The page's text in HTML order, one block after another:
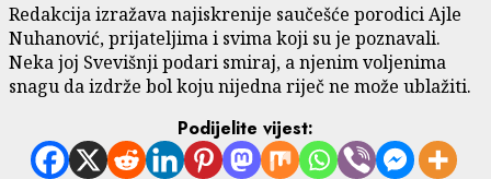
Redakcija izražava najiskrenije saučešće porodici Ajle
Nuhanović, prijateljima i svima koji su je poznavali.
Neka joj Svevišnji podari smiraj, a njenim voljenima
snagu da izdrže bol koju nijedna riječ ne može ublažiti.
Podijelite vijest: